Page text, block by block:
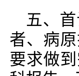
五、
者、病
要求做